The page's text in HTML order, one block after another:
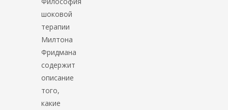
шоковой
терапии
Милтона
Фридмана
содержит
описание
того,
какие